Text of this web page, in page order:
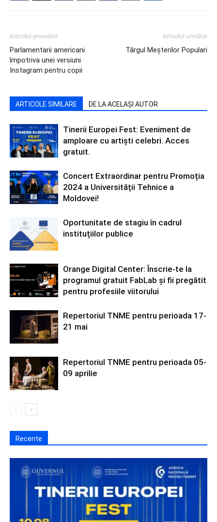
Articolul precedent
Parlamentarii americani
împotriva unei versiuni
Instagram pentru copii
Articolul următor
Târgul Meșterilor Populari
ARTICOLE SIMILARE DE LA ACELAȘI AUTOR
Tinerii Europei Fest: Eveniment de
amploare cu artiști celebri. Acces
gratuit.
Concert Extraordinar pentru Promoția
2024 a Universității Tehnice a
Moldovei!
Oportunitate de stagiu în cadrul
instituțiilor publice
Orange Digital Center: Înscrie-te la
programul gratuit FabLab și fii pregătit
pentru profesiile viitorului
Repertoriul TNME pentru perioada 17-
21 mai
Repertoriul TNME pentru perioada 05-
09 aprilie
Recente